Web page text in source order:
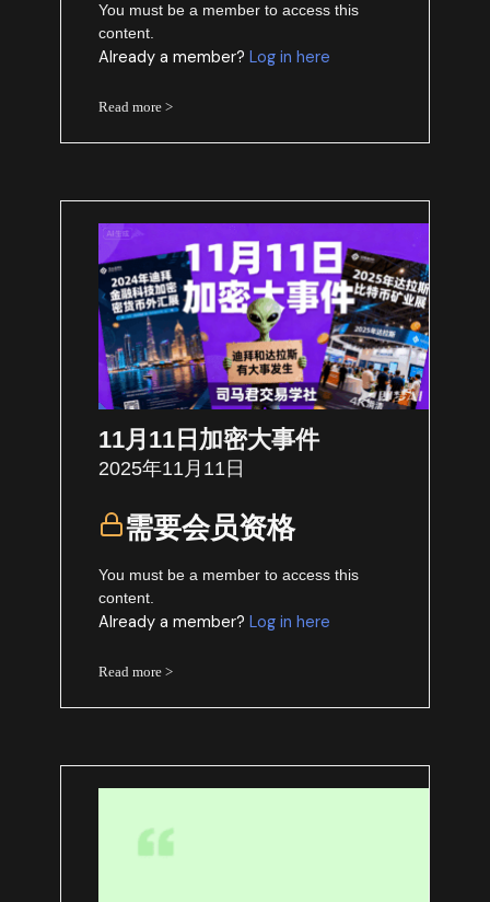
You must be a member to access this
content.
Already a member?Log in here
Read more >
11月11日加密大事件
2025年11月11日
需要会员资格
You must be a member to access this
content.
Already a member?Log in here
Read more >